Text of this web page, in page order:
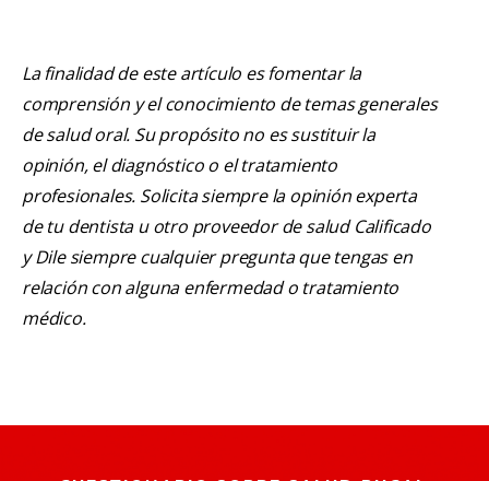
La finalidad de este artículo es fomentar la
comprensión y el conocimiento de temas generales
de salud oral. Su propósito no es sustituir la
opinión, el diagnóstico o el tratamiento
profesionales. Solicita siempre la opinión experta
de tu dentista u otro proveedor de salud Calificado
y Dile siempre cualquier pregunta que tengas en
relación con alguna enfermedad o tratamiento
médico.